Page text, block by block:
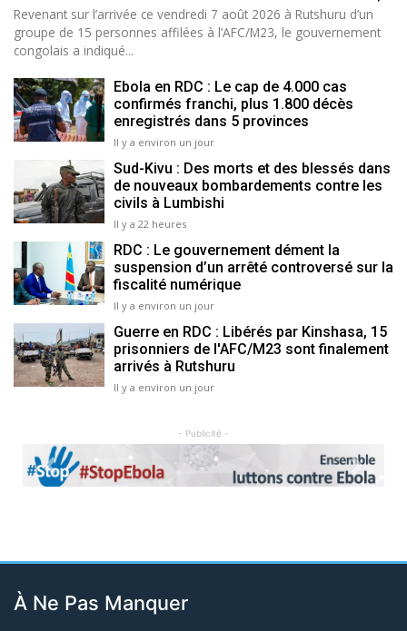
Revenant sur l’arrivée ce vendredi 7 août 2026 à Rutshuru d’un
groupe de 15 personnes affilées à l’AFC/M23, le gouvernement
congolais a indiqué...
Ebola en RDC : Le cap de 4.000 cas
confirmés franchi, plus 1.800 décès
enregistrés dans 5 provinces
Il y a environ un jour
Sud-Kivu : Des morts et des blessés dans
de nouveaux bombardements contre les
civils à Lumbishi
Il y a 22 heures
RDC : Le gouvernement dément la
suspension d’un arrêté controversé sur la
fiscalité numérique
Il y a environ un jour
Guerre en RDC : Libérés par Kinshasa, 15
prisonniers de l'AFC/M23 sont finalement
arrivés à Rutshuru
Il y a environ un jour
- Publicité -
Previous Next
À Ne Pas Manquer